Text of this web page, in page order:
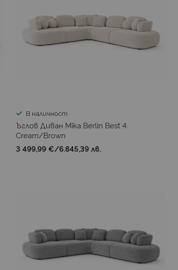
В наличност
Ъглов Диван Mika Berlin Best 4
Cream/Brown
3 499,99 €/6.845,39 лв.